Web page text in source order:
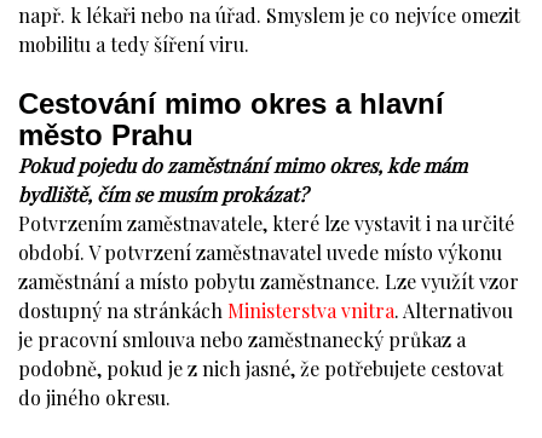
např. k lékaři nebo na úřad. Smyslem je co nejvíce omezit
mobilitu a tedy šíření viru.
Cestování mimo okres a hlavní
město Prahu
Pokud pojedu do zaměstnání mimo okres, kde mám
bydliště, čím se musím prokázat?
Potvrzením zaměstnavatele, které lze vystavit i na určité
období. V potvrzení zaměstnavatel uvede místo výkonu
zaměstnání a místo pobytu zaměstnance. Lze využít vzor
dostupný na stránkách Ministerstva vnitra. Alternativou
je pracovní smlouva nebo zaměstnanecký průkaz a
podobně, pokud je z nich jasné, že potřebujete cestovat
do jiného okresu.